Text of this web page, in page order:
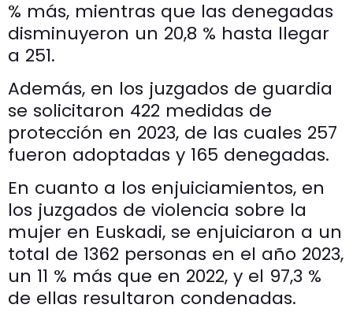
% más, mientras que las denegadas
disminuyeron un 20,8 % hasta llegar
a 251.
Además, en los juzgados de guardia
se solicitaron 422 medidas de
protección en 2023, de las cuales 257
fueron adoptadas y 165 denegadas.
En cuanto a los enjuiciamientos, en
los juzgados de violencia sobre la
mujer en Euskadi, se enjuiciaron a un
total de 1362 personas en el año 2023,
un 11 % más que en 2022, y el 97,3 %
de ellas resultaron condenadas.